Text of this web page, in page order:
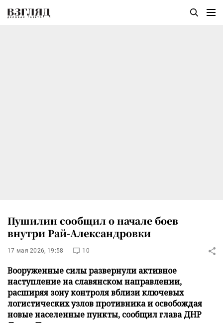
Пушилин сообщил о начале боев
внутри Рай-Александровки
17 мая 2026, 19:58 10
Вооруженные силы развернули активное
наступление на славянском направлении,
расширяя зону контроля вблизи ключевых
логистических узлов противника и освобождая
новые населенные пункты, сообщил глава ДНР